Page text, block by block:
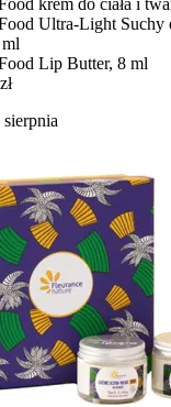
Ultra-Light Suchy
ml
Lip Butter, 8 ml